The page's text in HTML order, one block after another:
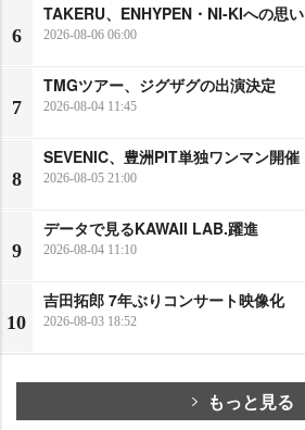
6
TAKERU、ENHYPEN・NI-KIへの思い
2026-08-06 06:00
7
TMGツアー、ジグザグの出演決定
2026-08-04 11:45
8
SEVENIC、豊洲PIT単独ワンマン開催
2026-08-05 21:00
9
データで見るKAWAII LAB.躍進
2026-08-04 11:10
10
吉田拓郎 7年ぶりコンサート映像化
2026-08-03 18:52
もっと見る